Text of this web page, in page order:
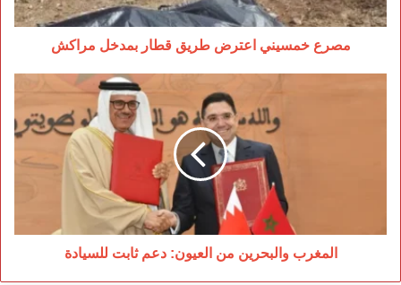
مصرع خمسيني اعترض طريق قطار بمدخل مراكش
المغرب
المغرب والبحرين من العيون: دعم ثابت للسيادة